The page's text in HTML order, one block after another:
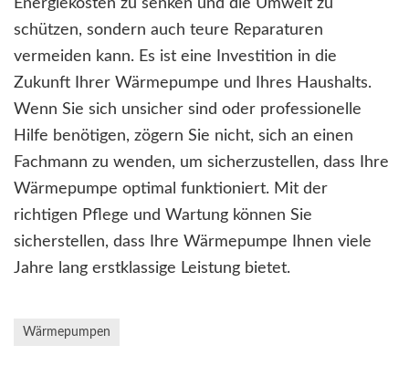
Energiekosten zu senken und die Umwelt zu
schützen, sondern auch teure Reparaturen
vermeiden kann. Es ist eine Investition in die
Zukunft Ihrer Wärmepumpe und Ihres Haushalts.
Wenn Sie sich unsicher sind oder professionelle
Hilfe benötigen, zögern Sie nicht, sich an einen
Fachmann zu wenden, um sicherzustellen, dass Ihre
Wärmepumpe optimal funktioniert. Mit der
richtigen Pflege und Wartung können Sie
sicherstellen, dass Ihre Wärmepumpe Ihnen viele
Jahre lang erstklassige Leistung bietet.
Wärmepumpen